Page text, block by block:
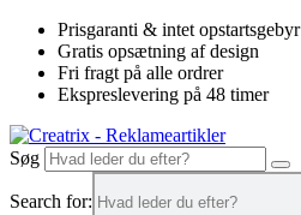
Videre
indhold
Prisgaranti & intet opstartsgebyr
Gratis opsætning af design
Fri fragt på alle ordrer
Ekspreslevering på 48 timer
Søg
Search for: